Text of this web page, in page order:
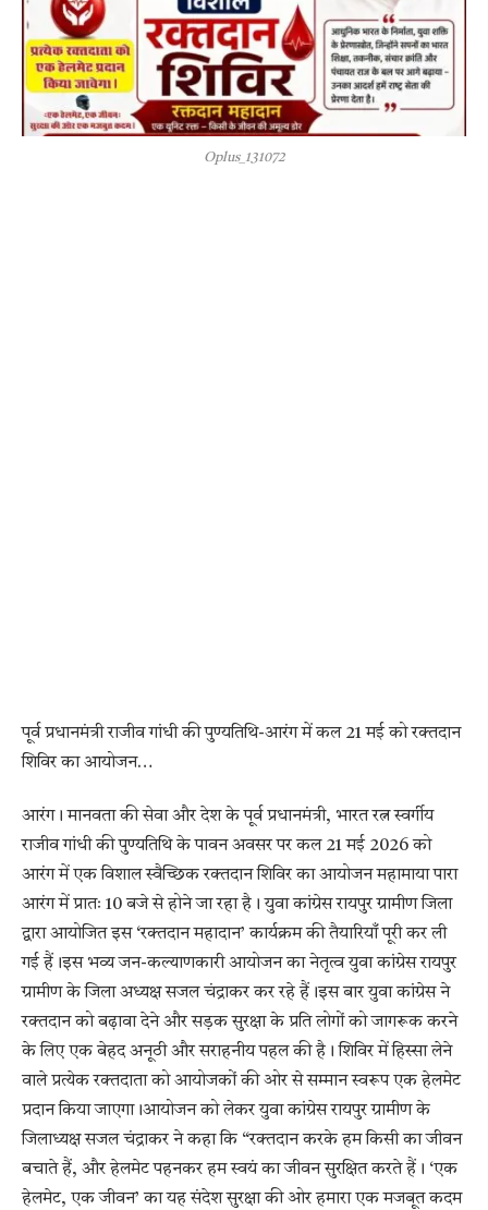
Oplus_131072
पूर्व प्रधानमंत्री राजीव गांधी की पुण्यतिथि-आरंग में कल 21 मई को रक्तदान
शिविर का आयोजन…
आरंग। मानवता की सेवा और देश के पूर्व प्रधानमंत्री, भारत रत्न स्वर्गीय
राजीव गांधी की पुण्यतिथि के पावन अवसर पर कल 21 मई 2026 को
आरंग में एक विशाल स्वैच्छिक रक्तदान शिविर का आयोजन महामाया पारा
आरंग में प्रातः 10 बजे से होने जा रहा है। युवा कांग्रेस रायपुर ग्रामीण जिला
द्वारा आयोजित इस ‘रक्तदान महादान’ कार्यक्रम की तैयारियाँ पूरी कर ली
गई हैं।इस भव्य जन-कल्याणकारी आयोजन का नेतृत्व युवा कांग्रेस रायपुर
ग्रामीण के जिला अध्यक्ष सजल चंद्राकर कर रहे हैं।इस बार युवा कांग्रेस ने
रक्तदान को बढ़ावा देने और सड़क सुरक्षा के प्रति लोगों को जागरूक करने
के लिए एक बेहद अनूठी और सराहनीय पहल की है। शिविर में हिस्सा लेने
वाले प्रत्येक रक्तदाता को आयोजकों की ओर से सम्मान स्वरूप एक हेलमेट
प्रदान किया जाएगा।आयोजन को लेकर युवा कांग्रेस रायपुर ग्रामीण के
जिलाध्यक्ष सजल चंद्राकर ने कहा कि “रक्तदान करके हम किसी का जीवन
बचाते हैं, और हेलमेट पहनकर हम स्वयं का जीवन सुरक्षित करते हैं। ‘एक
हेलमेट, एक जीवन’ का यह संदेश सुरक्षा की ओर हमारा एक मजबूत कदम